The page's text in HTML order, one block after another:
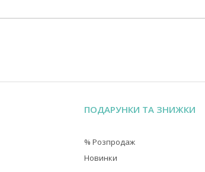
ПОДАРУНКИ ТА ЗНИЖКИ
% Розпродаж
Новинки